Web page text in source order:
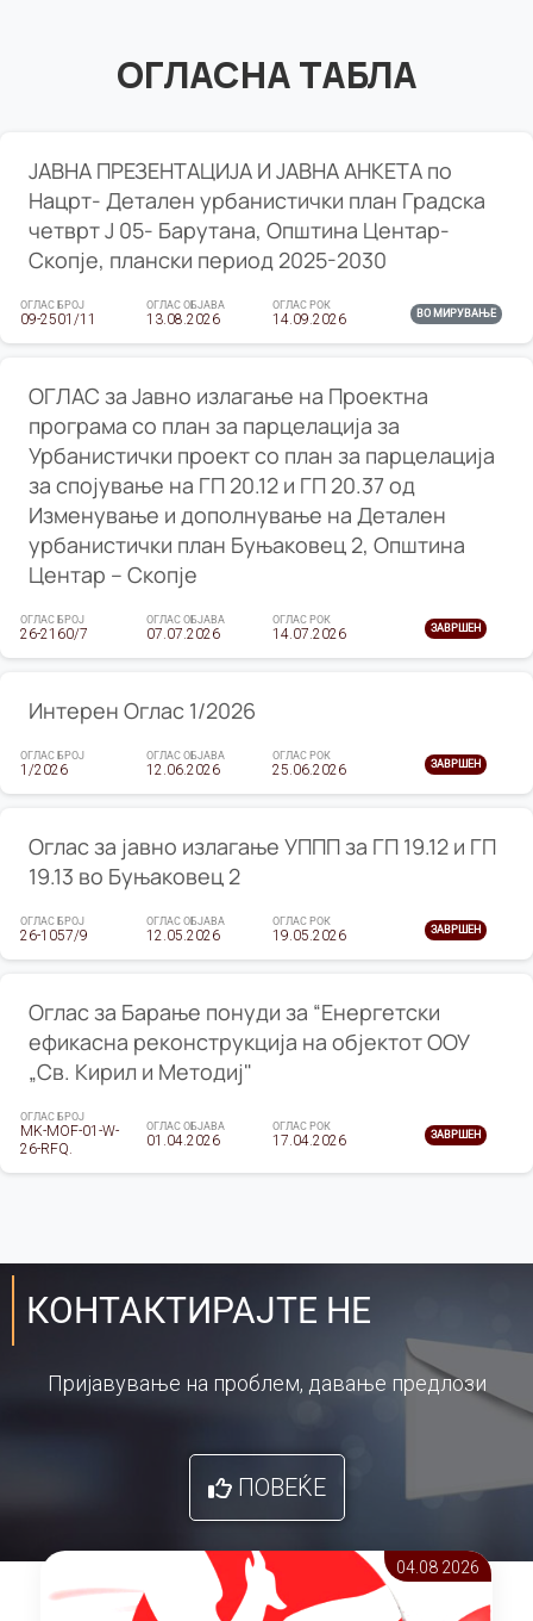
ОГЛАСНА ТАБЛА
ЈАВНА ПРЕЗЕНТАЦИЈА И ЈАВНА АНКЕТА по
Нацрт- Детален урбанистички план Градска
четврт Ј 05- Барутана, Општина Центар-
Скопје, плански период 2025-2030
ОГЛАС БРОЈ
09-2501/11
ОГЛАС ОБЈАВА
13.08.2026
ОГЛАС РОК
14.09.2026 ВО МИРУВАЊЕ
ОГЛАС за Јавно излагање на Проектна
програма со план за парцелација за
Урбанистички проект со план за парцелација
за спојување на ГП 20.12 и ГП 20.37 од
Изменување и дополнување на Детален
урбанистички план Буњаковец 2, Општина
Центар – Скопје
ОГЛАС БРОЈ
26-2160/7
ОГЛАС ОБЈАВА
07.07.2026
ОГЛАС РОК
14.07.2026 ЗАВРШЕН
Интерен Оглас 1/2026
ОГЛАС БРОЈ
1/2026
ОГЛАС ОБЈАВА
12.06.2026
ОГЛАС РОК
25.06.2026 ЗАВРШЕН
Оглас за јавно излагање УППП за ГП 19.12 и ГП
19.13 во Буњаковец 2
ОГЛАС БРОЈ
26-1057/9
ОГЛАС ОБЈАВА
12.05.2026
ОГЛАС РОК
19.05.2026 ЗАВРШЕН
Оглас за Барање понуди за “Енергетски
ефикасна реконструкција на објектот ООУ
„Св. Кирил и Методиј"
ОГЛАС БРОЈ
MK-MOF-01-W-
26-RFQ.
ОГЛАС ОБЈАВА
01.04.2026
ОГЛАС РОК
17.04.2026 ЗАВРШЕН
КОНТАКТИРАЈТЕ НЕ
Пријавување на проблем, давање предлози
ПОВЕЌЕ
04.08 2026